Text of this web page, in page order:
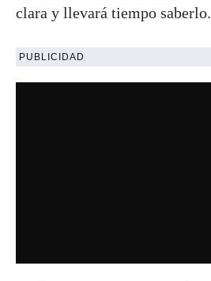
clara y llevará tiempo saberlo.
PUBLICIDAD